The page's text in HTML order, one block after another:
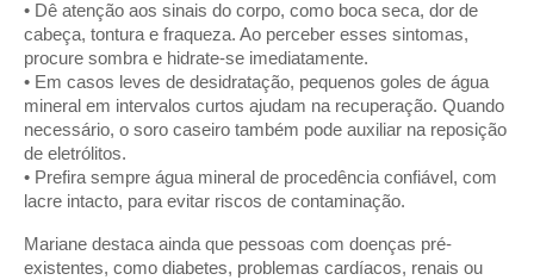
• Dê atenção aos sinais do corpo, como boca seca, dor de
cabeça, tontura e fraqueza. Ao perceber esses sintomas,
procure sombra e hidrate-se imediatamente.
• Em casos leves de desidratação, pequenos goles de água
mineral em intervalos curtos ajudam na recuperação. Quando
necessário, o soro caseiro também pode auxiliar na reposição
de eletrólitos.
• Prefira sempre água mineral de procedência confiável, com
lacre intacto, para evitar riscos de contaminação.
Mariane destaca ainda que pessoas com doenças pré-
existentes, como diabetes, problemas cardíacos, renais ou